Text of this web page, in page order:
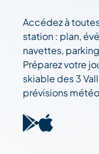
Accédez à
station : plan,
navettes,
Préparez votre
skiable des 3
prévisions